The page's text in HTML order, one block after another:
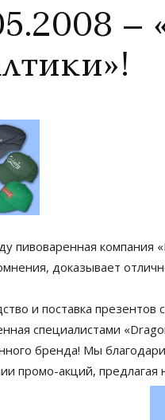
–
пивоваренная
доказывает
и поставка
специалистами
бренда! Мы
промо-акций,